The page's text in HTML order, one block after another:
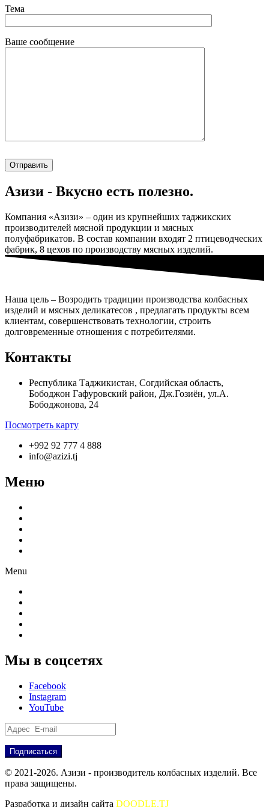
Тема
Ваше сообщение
Азизи - Вкусно есть полезно.
Компания «Азизи» – один из крупнейших таджикских
производителей мясной продукции и мясных
полуфабрикатов. В состав компании входят 2 птицеводческих
фабрик, 8 цехов по производству мясных изделий.
Наша цель – Возродить традиции производства колбасных
изделий и мясных деликатесов , предлагать продукты всем
клиентам, совершенствовать технологии, строить
долговременные отношения с потребителями.
Контакты
Республика Таджикистан, Согдийская область,
Бободжон Гафуровский район, Дж.Гозиён, ул.А.
Бободжонова, 24
Посмотреть карту
+992 92 777 4 888
info@azizi.tj
Меню
Menu
Мы в соцсетях
Facebook
Instagram
YouTube
© 2021-2026. Азизи - производитель колбасных изделий. Все
права защищены.
Разработка и дизайн сайта DOODLE.TJ